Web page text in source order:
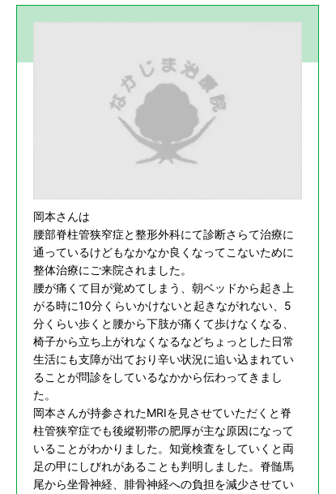
岡本さんは
腰部脊柱管狭窄症と整形外科にて診断さらて治療に
通っているけどもなかなか良くなってこないために
整体治療にご来院されました。
腰が痛くて目が覚めてしまう、朝ベッドから起き上
がる時に10分くらいかけないと起きながれない、5
分くらい歩くと腰から下肢が痛くて歩けなくなる、
椅子から立ち上がれなくなるなどちょっとした日常
生活にも支障が出ており辛い状況に追い込まれてい
ることが問診をしているなかから伝わってきまし
た。
岡本さんが持参されたMRIを見させていただくと脊
柱管狭窄症でも後縱靭帯の肥厚が主な原因になって
いることがわかりました。知覚検査をしていくと両
足の甲にしびれがあることも判明しました。脊髄馬
尾から坐骨神経、腓骨神経への負担を減少させてい